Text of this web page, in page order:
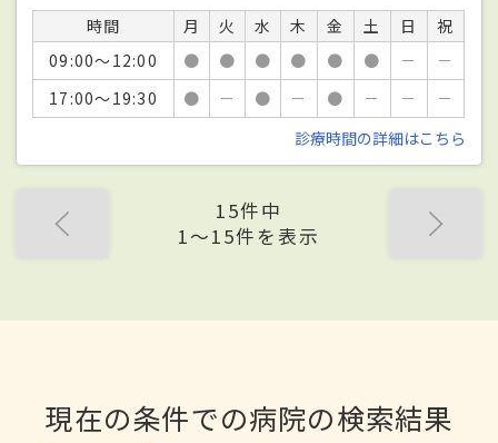
時間 月 火 水 木 金 土 日
祝
09:00～12:00
● ● ● ● ● ● －
－
17:00～19:30
● － ● － ● － －
－
診療時間の詳細はこちら
15件中
1〜15件を表示
現在の条件での病院の検索結果